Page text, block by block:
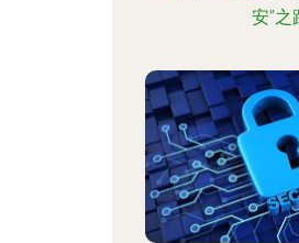
安”之